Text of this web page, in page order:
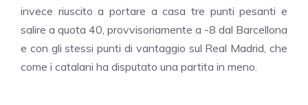
invece riuscito a portare a casa tre punti pesanti e
salire a quota 40, provvisoriamente a -8 dal Barcellona
e con gli stessi punti di vantaggio sul Real Madrid, che
come i catalani ha disputato una partita in meno.